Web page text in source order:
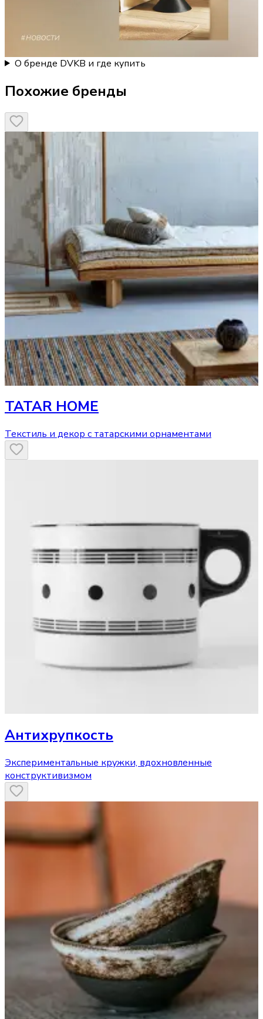
О бренде DVKB и где купить
Похожие бренды
TATAR HOME
Текстиль и декор с татарскими орнаментами
Антихрупкость
Экспериментальные кружки, вдохновленные
конструктивизмом